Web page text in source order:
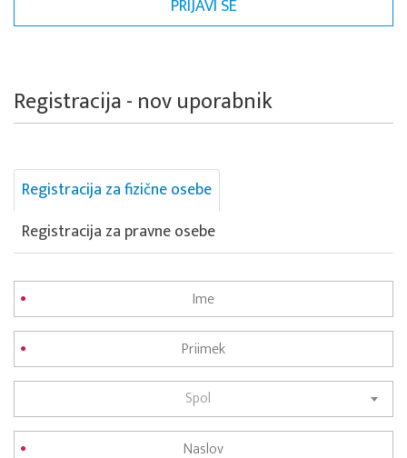
Registracija - nov uporabnik
Registracija za fizične osebe
Registracija za pravne osebe
Spol